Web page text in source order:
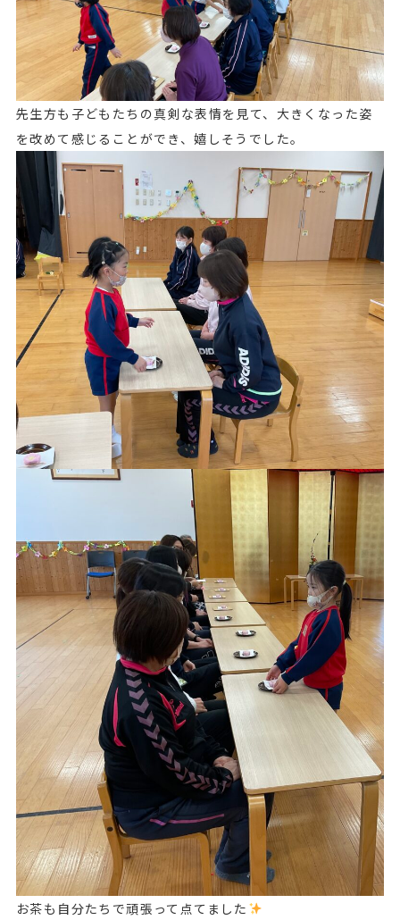
先生方も子どもたちの真剣な表情を見て、大きくなった姿
を改めて感じることができ、嬉しそうでした。
お茶も自分たちで頑張って点てました